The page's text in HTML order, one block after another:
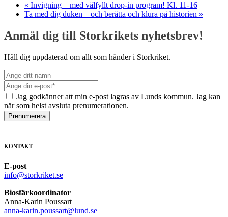
« Invigning – med välfyllt drop-in program! Kl. 11-16
Ta med dig duken – och berätta och klura på historien »
Anmäl dig till Storkrikets nyhetsbrev!
Håll dig uppdaterad om allt som händer i Storkriket.
Jag godkänner att min e-post lagras av Lunds kommun. Jag kan
när som helst avsluta prenumerationen.
Prenumerera
KONTAKT
E-post
info@storkriket.se
Biosfärkoordinator
Anna-Karin Poussart
anna-karin.poussart@lund.se